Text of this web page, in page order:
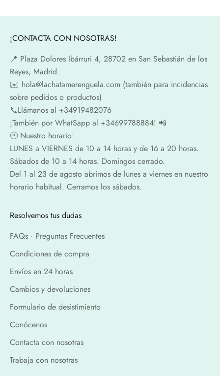
¡CONTACTA CON NOSOTRAS!
📍​ Plaza Dolores Ibárruri 4, 28702 en San Sebastián de los
Reyes, Madrid.
✉️​ hola@lachatamerenguela.com (también para incidencias
sobre pedidos o productos)
📞​​Llámanos al +34919482076
¡También por WhatSapp al +34699788884! 📲
🕐​ Nuestro horario:
LUNES a VIERNES de 10 a 14 horas y de 16 a 20 horas.
Sábados de 10 a 14 horas. Domingos cerrado.
Del 1 al 23 de agosto abrimos de lunes a viernes en nuestro
horario habitual. Cerramos los sábados.
Resolvemos tus dudas
FAQs · Preguntas Frecuentes
Condiciones de compra
Envíos en 24 horas
Cambios y devoluciones
Formulario de desistimiento
Conócenos
Contacta con nosotras
Trabaja con nosotras